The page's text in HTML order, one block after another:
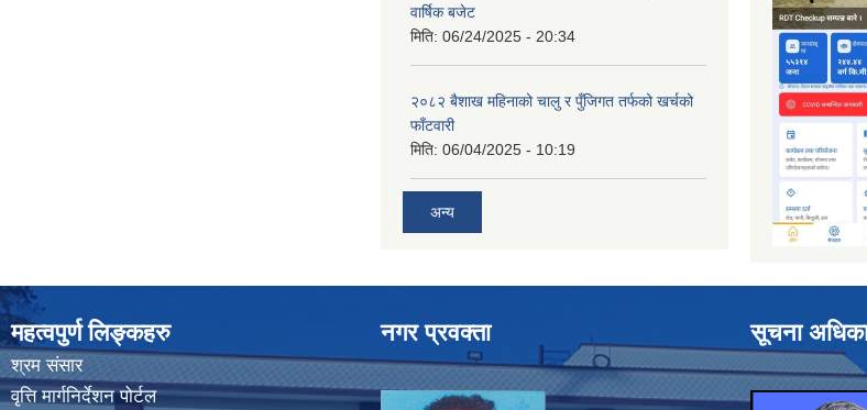
वार्षिक बजेट
मिति: 06/24/2025 - 20:34
२०८२ बैशाख महिनाको चालु र पुँजिगत तर्फको खर्चको
फाँटवारी
मिति: 06/04/2025 - 10:19
अन्य
महत्वपुर्ण लिङ्कहरु
श्रम संसार
वृत्ति मार्गनिर्देशन पोर्टल
नगर प्रवक्ता सूचना